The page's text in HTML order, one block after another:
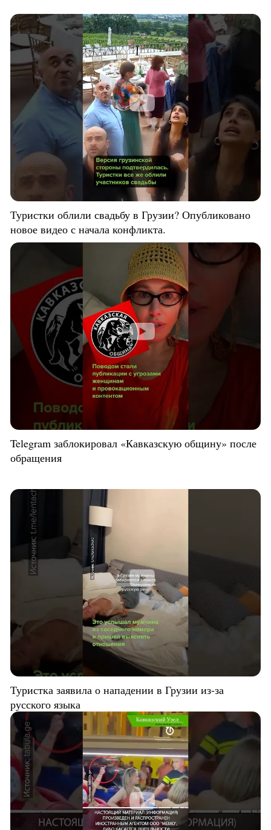
Туристки облили свадьбу в Грузии? Опубликовано
новое видео с начала конфликта.
Telegram заблокировал «Кавказскую общину» после
обращения
Туристка заявила о нападении в Грузии из-за
русского языка